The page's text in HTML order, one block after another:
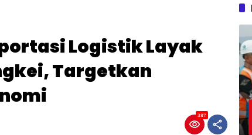
Logistik Layak
Targetkan
387